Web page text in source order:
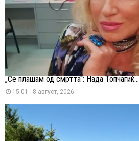
„Се плашам од смртта“: Нада Топчагиќ...
15:01 - 8 август, 2026